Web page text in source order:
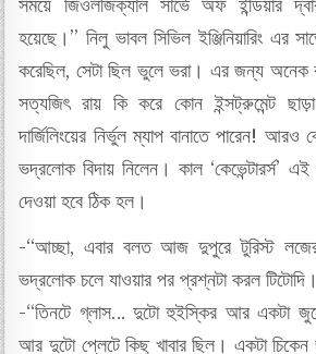
সময়ে জিওলজিক্যাল সার্ভে অফ ইন্ডিয়ার
হয়েছে।” নিলু ভাবল সিভিল ইঞ্জিনিয়ারিং এর
করেছিল, সেটা ছিল ভুলে ভরা। এর জন্য
সত্যজিৎ রায় কি করে কোন ইন্সট্রুমেন্ট ছাড়া
দার্জিলিংয়ের নির্ভুল ম্যাপ বানাতে পারেন! আরও
ভদ্রলোক বিদায় নিলেন। কাল ‘কেভেন্টারর্স’
দেওয়া হবে ঠিক হল।
-“আচ্ছা, এবার বলত আজ দুপুরে টুরিস্ট লজের
ভদ্রলোক চলে যাওয়ার পর প্রশ্নটা করল টিটোদি।
-“তিনটে গ্লাস… দুটো হুইস্কির আর একটা
আর দুটো প্লেটে কিছু খাবার ছিল। একটা